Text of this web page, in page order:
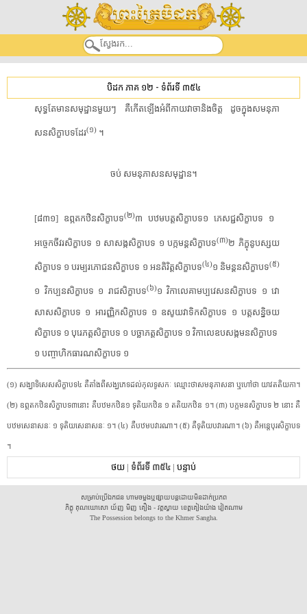
បិដក ភាគ ១២ - ទំព័រទី ៣៥៤
សុទ្ធតែ​មាន​សមុដ្ឋាន​មួយ​ៗ​ ​គឺ​កើតឡើង​អំពី​កាយវាចា​និង​ចិត្ដ​ ​ដូច​ក្នុង​សម​នុ​ភា​
សន​សិក្ខាបទ​ដែរ​(​១​) ​ ​។​ ​
​ចប់​ ​សម​នុ​ភា​សន​សមុដ្ឋាន​។​
​[​៨៣១​]​ ​ឧព្ភ​ត​កឋិន​សិក្ខាបទ​(​២​)​៣​ ​បឋម​បត្ដ​សិក្ខាបទ១​ ​ភេសជ្ជ​សិក្ខាបទ​ ​១​ ​
អច្ចេកចីវរ​សិក្ខាបទ​ ​១​ ​សា​សង្ក​សិក្ខាបទ​ ​១​ ​បក្ក​មន្ដ​សិក្ខាបទ​(​៣​)​២​ ​ភិ​ក្ខុនូ​បស្សយ​
សិក្ខាបទ​ ​១​ ​បរម្បរ​ភោជន​សិក្ខាបទ​ ​១​ ​អន​តិ​រិត្ដ​សិក្ខាបទ​(​៤​)​១​ ​និ​មន្ដ​ន​សិក្ខាបទ​(​៥​)​
១​ ​វិ​ក​ប្ប​ន​សិក្ខាបទ​ ​១​ ​រាជ​សិក្ខាបទ​(​៦​)​១​ ​វិ​កាលេ​គាម​ប្ប​វេ​សន​សិក្ខាបទ​ ​១​ ​វោ​
សាស​សិក្ខាបទ​ ​១​ ​អារញ្ញិក​សិក្ខាបទ​ ​១​ ​ឧសូយ​វា​ទិ​ក​សិក្ខាបទ​ ​១​ ​បត្ដ​សន្និ​ចយ​
សិក្ខាបទ​ ​១​ ​បុ​រេ​ភ​ត្ដ​សិក្ខាបទ​ ​១​ ​បច្ឆា​ភ​ត្ដ​សិក្ខាបទ​ ​១​ ​វិ​កាលេ​ឧប​សង្ក​មន​សិក្ខាបទ​ ​
១​ ​បញ្ចា​ហិ​ក​ធារ​ណ​សិក្ខាបទ​ ​១​ ​
​(​១​)​ ​សង្ឃាទិសេស​សិក្ខាបទ៤​ ​គឺ​តាំងពី​សង្ឃភេទ​ដល់​កុល​ទូសកៈ​ ​ឈ្មោះ​ថា​សម​នុ​ភាស​នា​ ​ឬហៅ​ថា​ ​យាវ​តតិយ​កា​។​
​(​២​)​ ​ឧព្ភ​ត​កឋិន​សិក្ខាបទ៣នោះ​ ​គឺ​បឋម​កឋិន១​ ​ទុតិយ​កឋិន​ ​១​ ​តតិយ​កឋិន​ ​១​។​ ​(​៣​)​ ​បក្ក​មន​សិក្ខាបទ​ ​២​ ​នោះ​ ​គឺ​
បឋម​សេនាសនៈ​ ​១​ ​ទុតិយ​សេនាសនៈ​ ​១​។​ ​(​៤​)​ ​គឺ​បឋម​បវារណា​។​ ​(​៥​)​ ​គឺ​ទុតិយ​បវារណា​។​ ​(​៦​)​ ​គឺ​អន្ដេ​បុរ​សិក្ខាបទ​
។​
ថយ | ទំព័រទី ៣៥៤ | បន្ទាប់
សម្រាប់ប្រើឯកជន ហាមចម្លងឬផ្សាយបន្តដោយមិនដាក់ប្រភព
ភិក្ខុ គុណឃោសោ យ័ញ មិញ គឿង - វត្តស្វាយ ខេត្តគៀងយ៉ាង វៀតណាម
The Possession belongs to the Khmer Sangha.